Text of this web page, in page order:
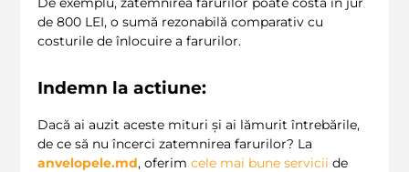
de 800 LEI, o sumă rezonabilă comparativ cu
costurile de înlocuire a farurilor.
Indemn la actiune:
Dacă ai auzit aceste mituri și ai lămurit întrebările,
de ce să nu încerci zatemnirea farurilor? La
anvelopele.md, oferim cele mai bune servicii de